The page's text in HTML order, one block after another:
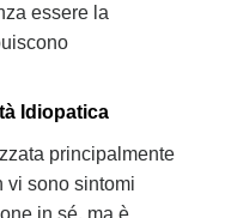
essere la
Idiopatica
principalmente
vi sono sintomi